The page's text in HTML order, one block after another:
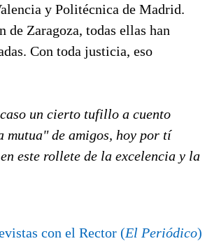
y Politécnica de Madrid.
de Zaragoza, todas ellas han
Con toda justicia, eso
un cierto tufillo a cuento
mutua" de amigos, hoy por tí
este rollete de la excelencia y la
con el Rector (El Periódico)